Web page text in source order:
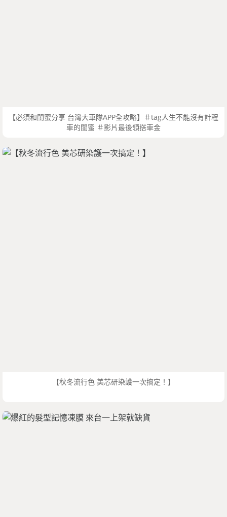
【必須和閨蜜分享 台灣大車隊APP全攻略】＃tag人生不能沒有計程
車的閨蜜 ＃影片最後領搭車金
【秋冬流行色 美芯研染護一次搞定！】